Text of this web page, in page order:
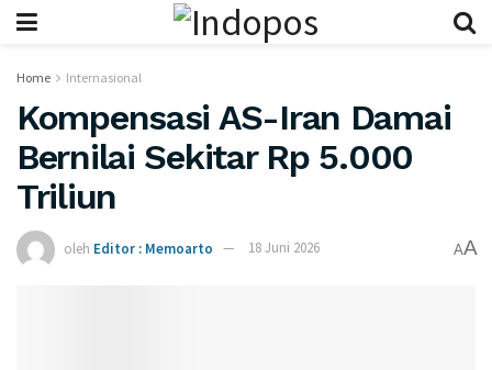
Home Internasional
Kompensasi AS-Iran Damai
Bernilai Sekitar Rp 5.000
Triliun
oleh Editor : Memoarto 18 Juni 2026 AA